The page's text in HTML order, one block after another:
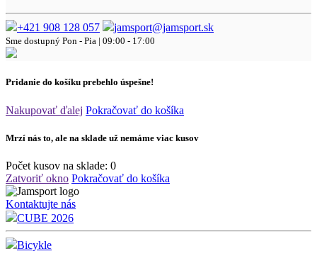
+421 908 128 057 jamsport@jamsport.sk
Sme dostupný Pon - Pia | 09:00 - 17:00
Pridanie do košíku prebehlo úspešne!
Nakupovať ďalej Pokračovať do košíka
Mrzí nás to, ale na sklade už nemáme viac kusov
Počet kusov na sklade: 0
Zatvoriť okno Pokračovať do košíka
Kontaktujte nás
CUBE 2026
Bicykle